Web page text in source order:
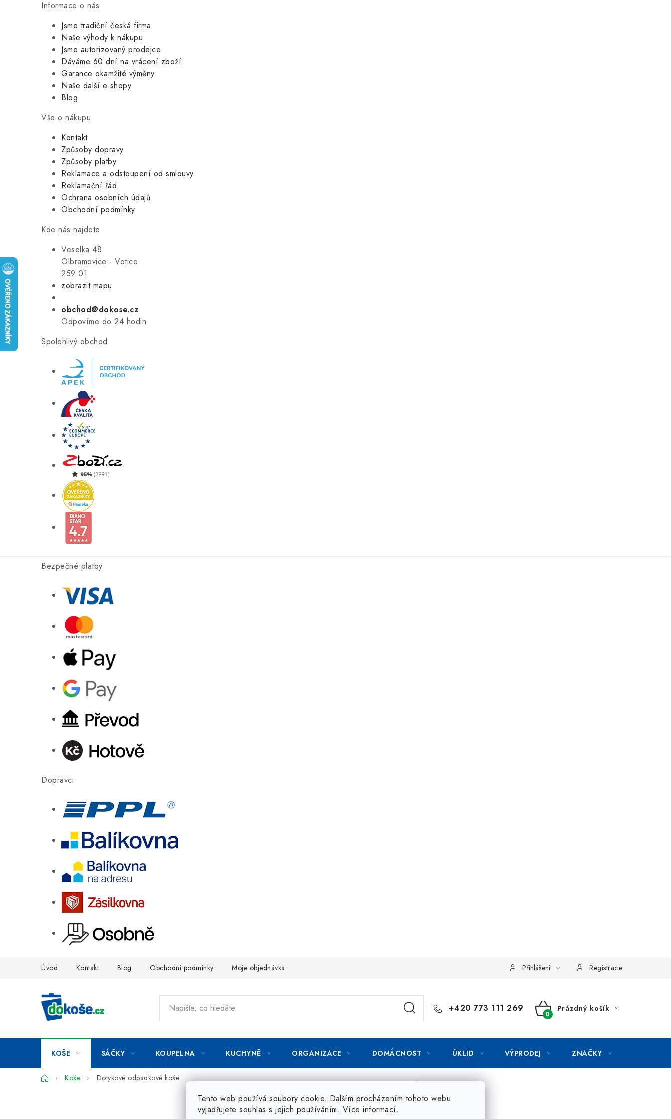
Informace o nás
Jsme tradiční česká firma
Naše výhody k nákupu
Jsme autorizovaný prodejce
Dáváme 60 dní na vrácení zboží
Garance okamžité výměny
Naše další e-shopy
Blog
Vše o nákupu
Kontakt
Způsoby dopravy
Způsoby platby
Reklamace a odstoupení od smlouvy
Reklamační řád
Ochrana osobních údajů
Obchodní podmínky
Kde nás najdete
Veselka 48
Olbramovice - Votice
259 01
zobrazit mapu
obchod@dokose.cz
Odpovíme do 24 hodin
Spolehlivý obchod
Bezpečné platby
Dopravci
Tento web používá soubory cookie. Dalším procházením tohoto webu
vyjadřujete souhlas s jejich používáním. Více informací.
Úvod Kontakt Blog Obchodní podmínky Moje objednávka Přihlášení Registrace
+420 773 111 269
NÁKUPNÍ
Prázdný košík
KOŠE SÁČKY KOUPELNA KUCHYNĚ ORGANIZACE DOMÁCNOST ÚKLID VÝPRODEJ ZNAČKY
DomůKoše Dotykové odpadkové koše